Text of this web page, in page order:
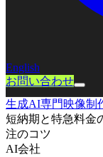
English
お問い合わせ
生成AI専門映像制
短納期と特急料金
注のコツ
AI会社